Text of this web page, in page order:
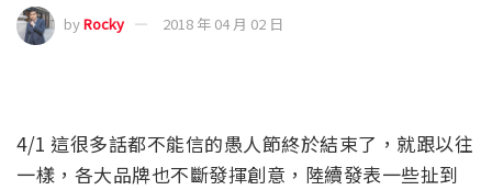
byRocky 2018 年 04 月 02 日
4/1 這很多話都不能信的愚人節終於結束了，就跟以往
一樣，各大品牌也不斷發揮創意，陸續發表一些扯到